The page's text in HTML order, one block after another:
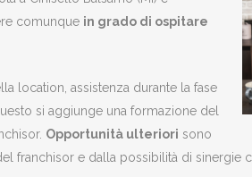
comunque in grado di ospitare
location, assistenza durante la fase
si aggiunge una formazione del
Opportunità ulteriori sono
franchisor e dalla possibilità di sinergie